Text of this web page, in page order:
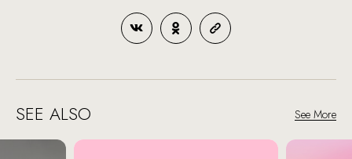
SEE ALSO See More